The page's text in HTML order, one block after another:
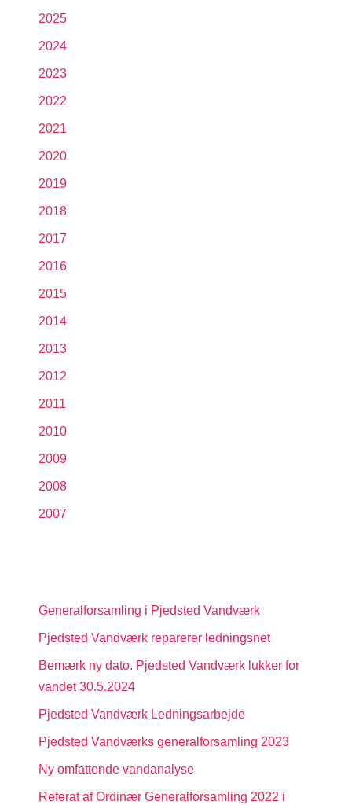
2025
2024
2023
2022
2021
2020
2019
2018
2017
2016
2015
2014
2013
2012
2011
2010
2009
2008
2007
Generalforsamling i Pjedsted Vandværk
Pjedsted Vandværk reparerer ledningsnet
Bemærk ny dato. Pjedsted Vandværk lukker for
vandet 30.5.2024
Pjedsted Vandværk Ledningsarbejde
Pjedsted Vandværks generalforsamling 2023
Ny omfattende vandanalyse
Referat af Ordinær Generalforsamling 2022 i